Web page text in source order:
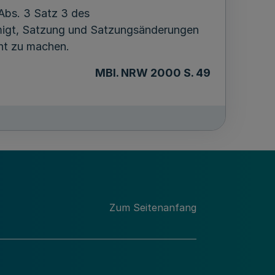
3 Satz 3 des
Satzung und Satzungsänderungen
zu machen.
MBl. NRW 2000 S. 49
Zum Seitenanfang